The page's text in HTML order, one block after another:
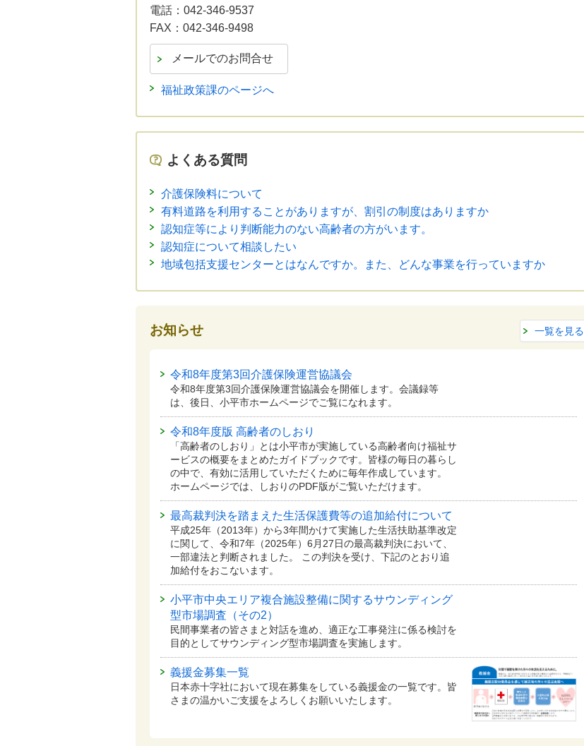
電話： 042-346-9537
FAX： 042-346-9498
福祉政策課のページへ
よくある質問
介護保険料について
有料道路を利用することがありますが、割引の制度はありますか
認知症等により判断能力のない高齢者の方がいます。
認知症について相談したい
地域包括支援センターとはなんですか。また、どんな事業を行っていますか
お知らせ 一覧を見る
令和8年度第3回介護保険運営協議会
令和8年度第3回介護保険運営協議会を開催します。会議録等
は、後日、小平市ホームページでご覧になれます。
令和8年度版 高齢者のしおり
「高齢者のしおり」とは小平市が実施している高齢者向け福祉サ
ービスの概要をまとめたガイドブックです。皆様の毎日の暮らし
の中で、有効に活用していただくために毎年作成しています。
ホームページでは、しおりのPDF版がご覧いただけます。
最高裁判決を踏まえた生活保護費等の追加給付について
平成25年（2013年）から3年間かけて実施した生活扶助基準改定
に関して、令和7年（2025年）6月27日の最高裁判決において、
一部違法と判断されました。 この判決を受け、下記のとおり追
加給付をおこないます。
小平市中央エリア複合施設整備に関するサウンディング
型市場調査（その2）
民間事業者の皆さまと対話を進め、適正な工事発注に係る検討を
目的としてサウンディング型市場調査を実施します。
義援金募集一覧
日本赤十字社において現在募集をしている義援金の一覧です。皆
さまの温かいご支援をよろしくお願いいたします。